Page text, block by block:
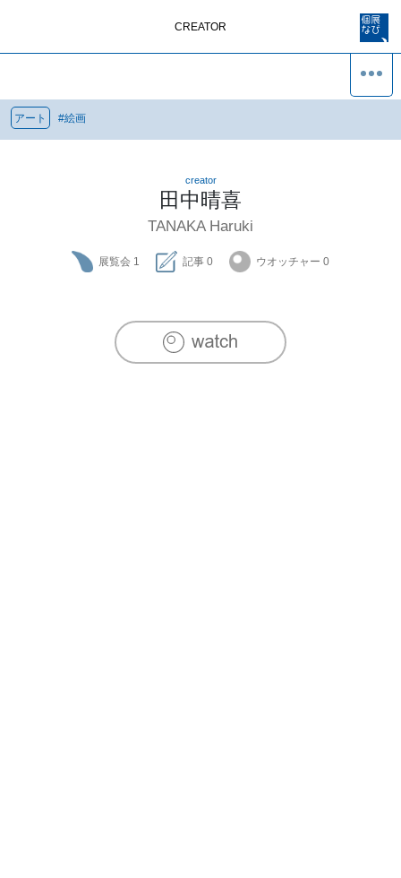
CREATOR
アート #絵画
creator
田中晴喜
TANAKA Haruki
展覧会 1 記事 0 ウオッチャー 0